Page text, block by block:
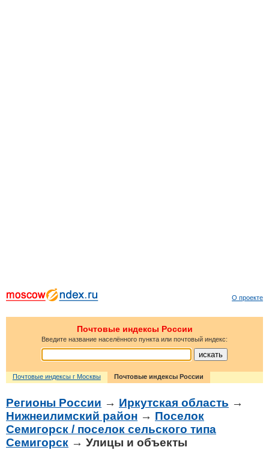
О проекте
Почтовые индексы России
Введите название населённого пункта или почтовый индекс:
Почтовые индексы г Москвы Почтовые индексы России
Регионы России → Иркутская область →
Нижнеилимский район → Поселок
Семигорск / поселок сельского типа
Семигорск → Улицы и объекты